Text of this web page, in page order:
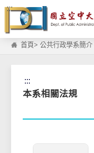
跳到主要內容區塊
:::
首頁>公共行政學系簡介
:::
本系相關法規